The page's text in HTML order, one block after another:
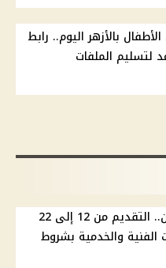
بالأزهر اليوم.. رابط
لتسليم الملفات
وظائف مصر للطيران.. التقديم من 12 إلى 22
والخدمية بشروط